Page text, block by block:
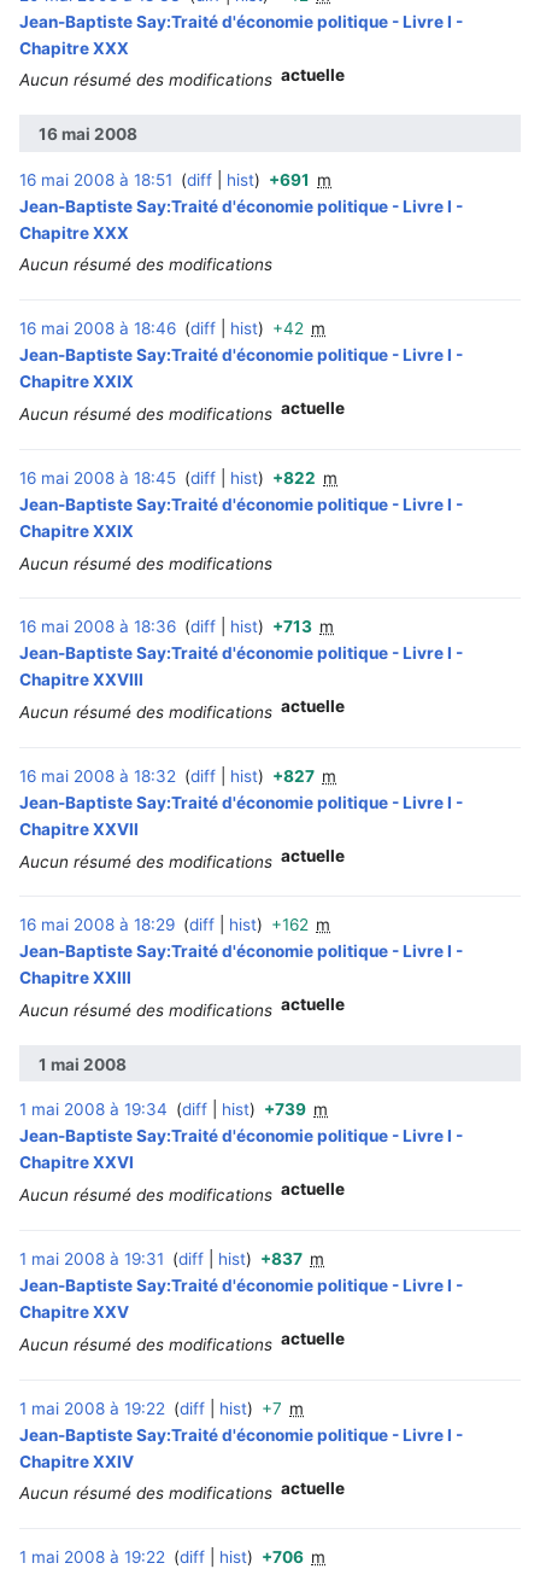
Jean-Baptiste Say:Traité d'économie politique - Livre I -
Chapitre XXX
Aucun résumé des modifications actuelle
16 mai 2008
16 mai 2008 à 18:51 diff hist +691 m
Jean-Baptiste Say:Traité d'économie politique - Livre I -
Chapitre XXX
Aucun résumé des modifications
16 mai 2008 à 18:46 diff hist +42 m
Jean-Baptiste Say:Traité d'économie politique - Livre I -
Chapitre XXIX
Aucun résumé des modifications actuelle
16 mai 2008 à 18:45 diff hist +822 m
Jean-Baptiste Say:Traité d'économie politique - Livre I -
Chapitre XXIX
Aucun résumé des modifications
16 mai 2008 à 18:36 diff hist +713 m
Jean-Baptiste Say:Traité d'économie politique - Livre I -
Chapitre XXVIII
Aucun résumé des modifications actuelle
16 mai 2008 à 18:32 diff hist +827 m
Jean-Baptiste Say:Traité d'économie politique - Livre I -
Chapitre XXVII
Aucun résumé des modifications actuelle
16 mai 2008 à 18:29 diff hist +162 m
Jean-Baptiste Say:Traité d'économie politique - Livre I -
Chapitre XXIII
Aucun résumé des modifications actuelle
1 mai 2008
1 mai 2008 à 19:34 diff hist +739 m
Jean-Baptiste Say:Traité d'économie politique - Livre I -
Chapitre XXVI
Aucun résumé des modifications actuelle
1 mai 2008 à 19:31 diff hist +837 m
Jean-Baptiste Say:Traité d'économie politique - Livre I -
Chapitre XXV
Aucun résumé des modifications actuelle
1 mai 2008 à 19:22 diff hist +7 m
Jean-Baptiste Say:Traité d'économie politique - Livre I -
Chapitre XXIV
Aucun résumé des modifications actuelle
1 mai 2008 à 19:22 diff hist +706 m